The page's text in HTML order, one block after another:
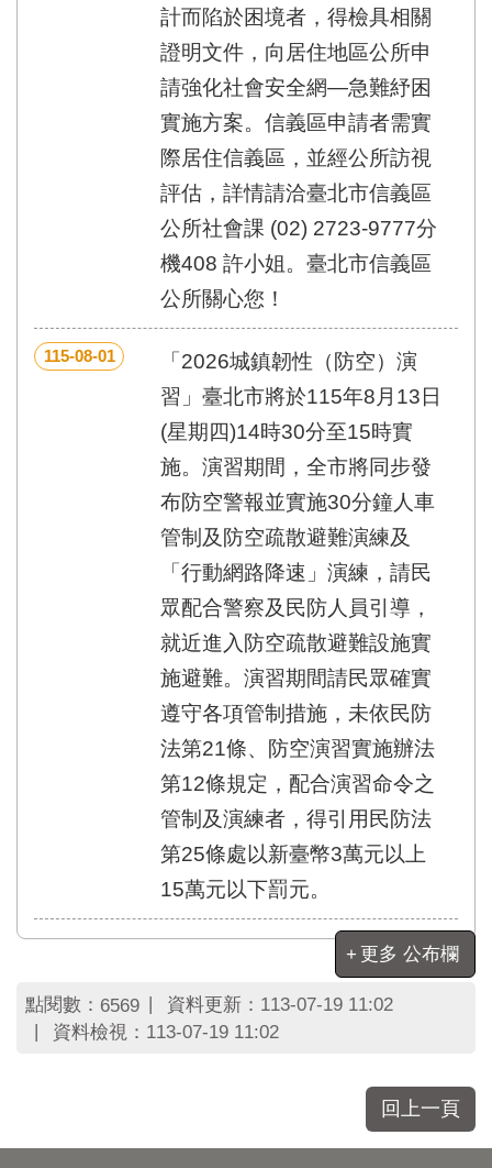
計而陷於困境者，得檢具相關
證明文件，向居住地區公所申
請強化社會安全網—急難紓困
實施方案。信義區申請者需實
際居住信義區，並經公所訪視
評估，詳情請洽臺北市信義區
公所社會課 (02) 2723-9777分
機408 許小姐。臺北市信義區
公所關心您！
115-08-01
「2026城鎮韌性（防空）演
習」臺北市將於115年8月13日
(星期四)14時30分至15時實
施。演習期間，全市將同步發
布防空警報並實施30分鐘人車
管制及防空疏散避難演練及
「行動網路降速」演練，請民
眾配合警察及民防人員引導，
就近進入防空疏散避難設施實
施避難。演習期間請民眾確實
遵守各項管制措施，未依民防
法第21條、防空演習實施辦法
第12條規定，配合演習命令之
管制及演練者，得引用民防法
第25條處以新臺幣3萬元以上
15萬元以下罰元。
更多 公布欄
點閱數： 6569 資料更新： 113-07-19 11:02
資料檢視： 113-07-19 11:02
回上一頁